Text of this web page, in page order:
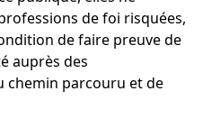
de foi risquées,
de faire preuve de
auprès des
chemin parcouru et de